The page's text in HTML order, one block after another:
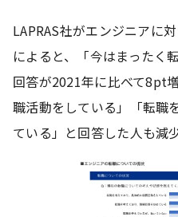
LAPRAS社がエンジニアに
によると、「今はまったく
回答が2021年に比べて8pt
職活動をしている」「転職
ている」と回答した人も減